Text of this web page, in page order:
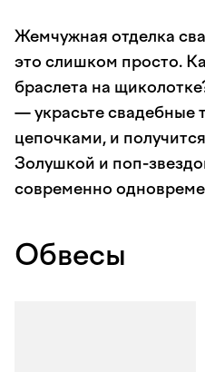
Жемчужная отделка
это слишком просто.
браслета на
— украсьте
цепочками, и
Золушкой и поп-
современно
Обвесы